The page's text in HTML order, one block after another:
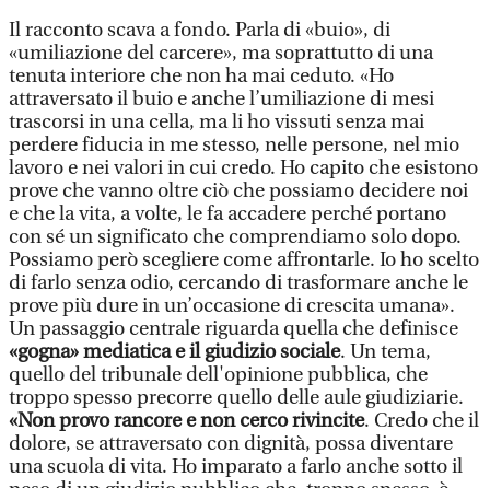
Il racconto scava a fondo. Parla di «buio», di
«umiliazione del carcere», ma soprattutto di una
tenuta interiore che non ha mai ceduto. «Ho
attraversato il buio e anche l’umiliazione di mesi
trascorsi in una cella, ma li ho vissuti senza mai
perdere fiducia in me stesso, nelle persone, nel mio
lavoro e nei valori in cui credo. Ho capito che esistono
prove che vanno oltre ciò che possiamo decidere noi
e che la vita, a volte, le fa accadere perché portano
con sé un significato che comprendiamo solo dopo.
Possiamo però scegliere come affrontarle. Io ho scelto
di farlo senza odio, cercando di trasformare anche le
prove più dure in un’occasione di crescita umana».
Un passaggio centrale riguarda quella che definisce
«gogna» mediatica e il giudizio sociale. Un tema,
quello del tribunale dell'opinione pubblica, che
troppo spesso precorre quello delle aule giudiziarie.
«Non provo rancore e non cerco rivincite. Credo che il
dolore, se attraversato con dignità, possa diventare
una scuola di vita. Ho imparato a farlo anche sotto il